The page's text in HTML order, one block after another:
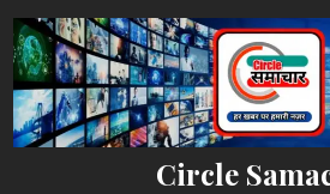
to
content
Circle